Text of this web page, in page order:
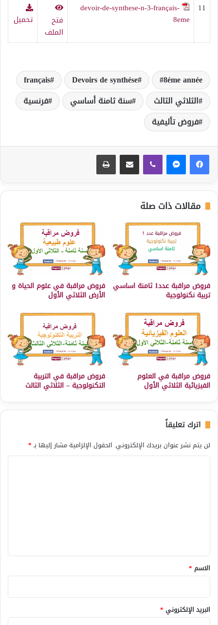
11
devoir-de-synthese-n-3-français-
8eme
فتح
الملف
تحميل
8éme année
Devoirs de synthése
français
الثلاثي الثالث
سنة ثامنة أساسي
فرنسية
فروض تأليفية
مقالات ذات صلة
فروض مراقبة عدد1 ثامنة اساسي
تربية نكنولوجية
فروض مراقبة في علوم الحياة و
الأرض الثلاثي الأول
فروض مراقبة في العلوم
الفيزيائية الثلاثي الأول
فروض مراقبة في التربية
التكنولوجية – الثلاثي الثالث
اترك تعليقاً
لن يتم نشر عنوان بريدك الإلكتروني. الحقول الإلزامية مشار إليها بـ*
*
الاسم *
البريد الإلكتروني *